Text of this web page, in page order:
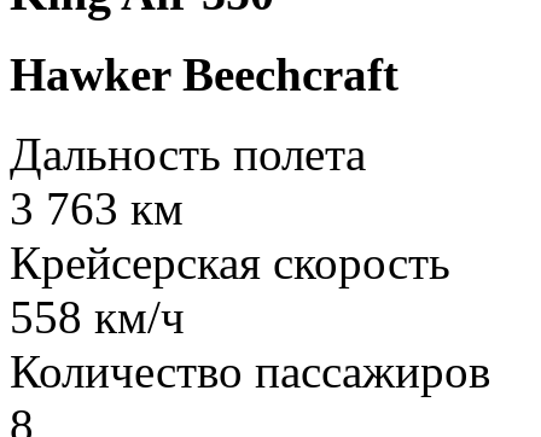
Hawker Beechcraft
Дальность полета
3 763 км
Крейсерская скорость
558 км/ч
Количество пассажиров
8